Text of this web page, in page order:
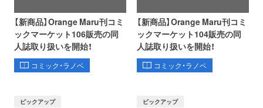
【新商品】Orange Maru刊コミ
ックマーケット106販売の同
人誌取り扱いを開始！
コミック・ラノベ
【新商品】Orange Maru刊コミ
ックマーケット104販売の同
人誌取り扱いを開始！
コミック・ラノベ
ピックアップ ピックアップ